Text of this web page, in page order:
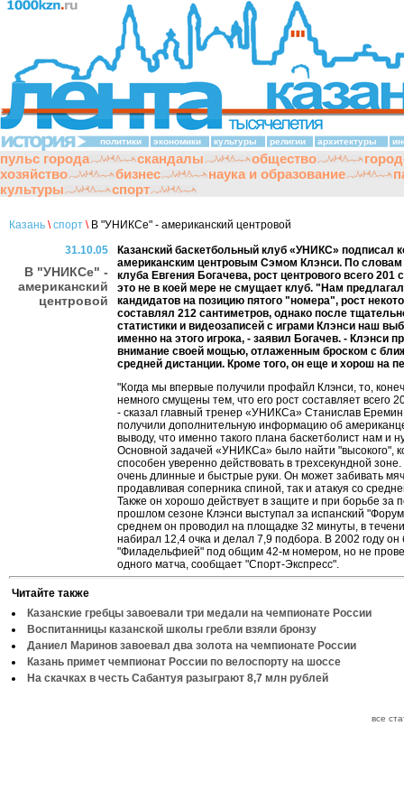
политики экономики культуры религии архитектуры
пульс города скандалы общество
хозяйство
бизнес наука и образование
культуры
спорт
Казань \ спорт \В "УНИКСе" - американский центровой
31.10.05
В "УНИКСе" -
американский
центровой
Казанский баскетбольный клуб «УНИКС» подписал
американским центровым Сэмом Клэнси. По словам
клуба Евгения Богачева, рост центрового всего 201
это не в коей мере не смущает клуб. "Нам
кандидатов на позицию пятого "номера", рост
составлял 212 сантиметров, однако после
статистики и видеозаписей с играми Клэнси наш
именно на этого игрока, - заявил Богачев. - Клэнси
внимание своей мощью, отлаженным броском с
средней дистанции. Кроме того, он еще и хорош на
"Когда мы впервые получили профайл Клэнси, то,
немного смущены тем, что его рост составляет всего
- сказал главный тренер «УНИКСа» Станислав
получили дополнительную информацию об
выводу, что именно такого плана баскетболист нам и
Основной задачей «УНИКСа» было найти "высокого",
способен уверенно действовать в трехсекундной
очень длинные и быстрые руки. Он может забивать
продавливая соперника спиной, так и атакуя со
Также он хорошо действует в защите и при борьбе за
прошлом сезоне Клэнси выступал за испанский
среднем он проводил на площадке 32 минуты, в
набирал 12,4 очка и делал 7,9 подбора. В 2002 году
"Филадельфией" под общим 42-м номером, но не
одного матча, сообщает "Спорт-Экспресс".
Читайте также
Казанские гребцы завоевали три медали на чемпионате России
Воспитанницы казанской школы гребли взяли бронзу
Даниел Маринов завоевал два золота на чемпионате России
Казань примет чемпионат России по велоспорту на шоссе
На скачках в честь Сабантуя разыграют 8,7 млн рублей
все